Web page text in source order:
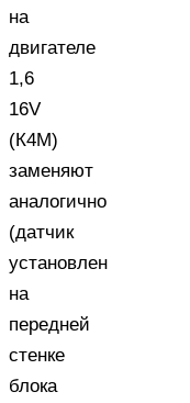
на
двигателе
1,6
16V
(К4М)
заменяют
аналогично
(датчик
установлен
на
передней
стенке
блока